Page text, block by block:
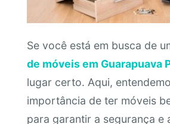
Se você está em busca de
de móveis em Guarapuava
lugar certo. Aqui,
importância de ter móveis
para garantir a segurança e